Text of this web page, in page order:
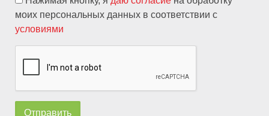
моих персональных данных в соответствии с
условиями